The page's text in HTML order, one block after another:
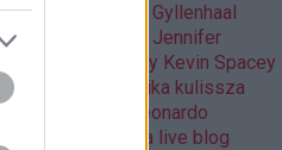
Jake Gyllenhaal
Jennifer
képregény Kevin Spacey
kritika kulissza
Leonardo
lista live blog